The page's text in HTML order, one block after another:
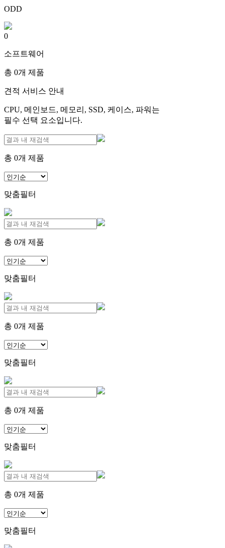
ODD
0
소프트웨어
총 0개 제품
견적 서비스 안내
CPU, 메인보드, 메모리, SSD, 케이스, 파워는
필수 선택 요소입니다.
총 0개 제품
맞춤필터
총 0개 제품
맞춤필터
총 0개 제품
맞춤필터
총 0개 제품
맞춤필터
총 0개 제품
맞춤필터